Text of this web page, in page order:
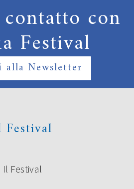
con
Festival
Newsletter
Festival
Il Festival